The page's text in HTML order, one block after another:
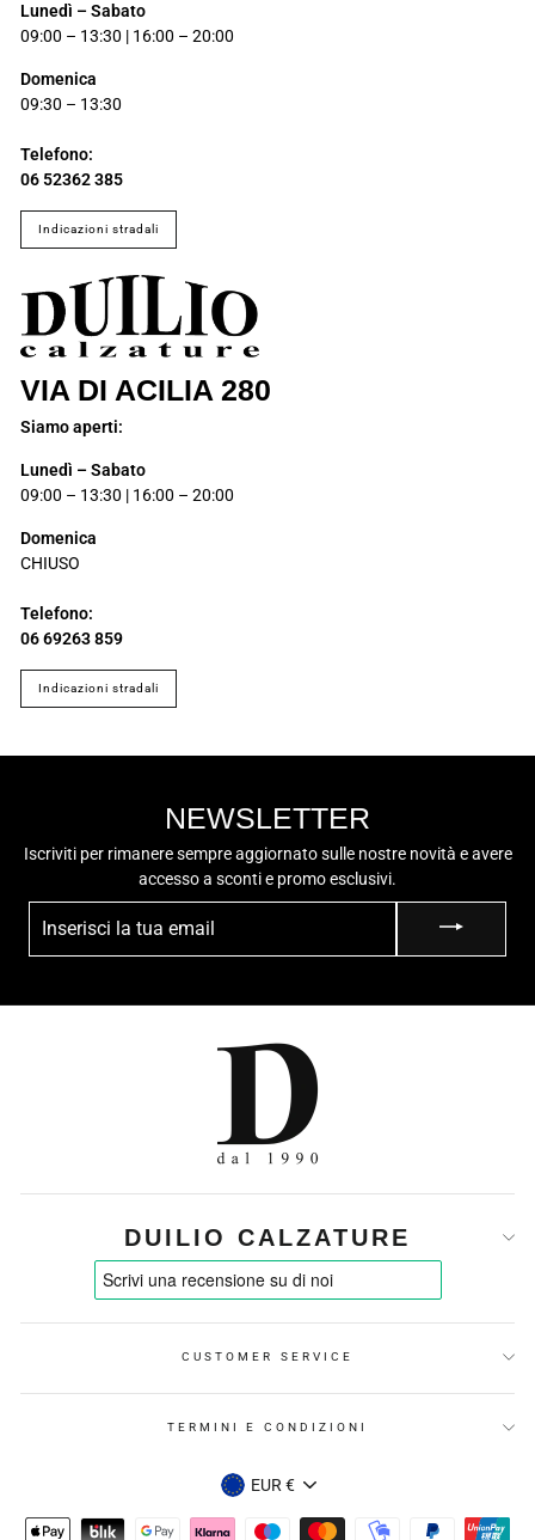
Lunedì – Sabato
09:00 – 13:30 | 16:00 – 20:00
Domenica
09:30 – 13:30
Telefono:
06 52362 385
indicazioni stradali
VIA DI ACILIA 280
Siamo aperti:
Lunedì – Sabato
09:00 – 13:30 | 16:00 – 20:00
Domenica
CHIUSO
Telefono:
06 69263 859
indicazioni stradali
NEWSLETTER
Iscriviti per rimanere sempre aggiornato sulle nostre novità e avere
accesso a sconti e promo esclusivi.
DUILIO CALZATURE
CUSTOMER SERVICE
TERMINI E CONDIZIONI
VALUTA
EUR €